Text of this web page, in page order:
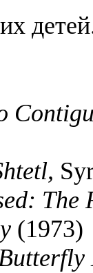
The
(1973)